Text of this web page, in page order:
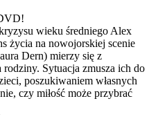
wieku średniego Alex
życia na nowojorskiej scenie
Dern) mierzy się z
rodziny. Sytuacja zmusza ich do
poszukiwaniem własnych
czy miłość może przybrać